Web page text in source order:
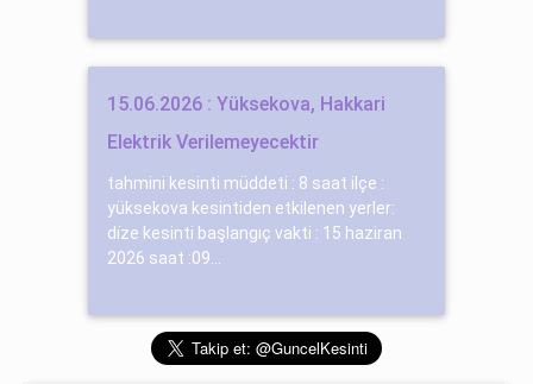
15.06.2026 : Yüksekova, Hakkari
Elektrik Verilemeyecektir
tahmini kesinti müddeti : 8 saat ilçe :
yüksekova kesintiden etkilenen yerler:
di̇ze kesinti başlangıç vakti : 15 haziran
2026 saat :09...